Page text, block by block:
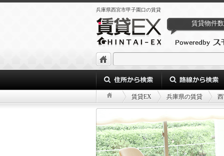
兵庫県西宮市甲子園口の賃貸
賃貸物件数
賃貸EX 兵庫県の賃貸